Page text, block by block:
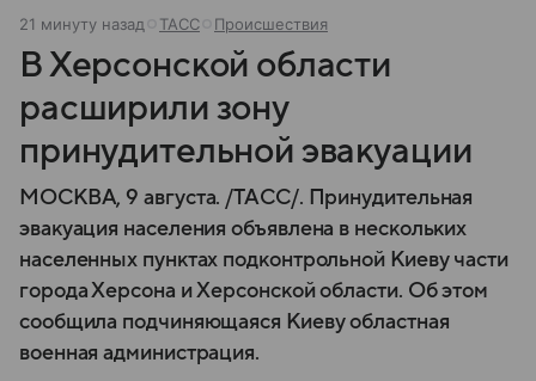
21 минуту назад ТАСС Происшествия
В Херсонской области
расширили зону
принудительной эвакуации
МОСКВА, 9 августа. /ТАСС/. Принудительная
эвакуация населения объявлена в нескольких
населенных пунктах подконтрольной Киеву части
города Херсона и Херсонской области. Об этом
сообщила подчиняющаяся Киеву областная
военная администрация.